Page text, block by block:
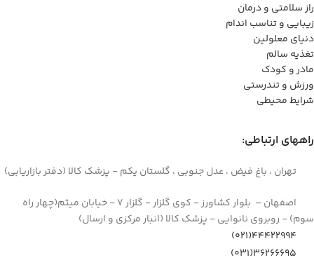
راز سلامتی و درمان
زیبایی و تناسب اندام
دنیای معلولین
تغذیه سالم
مادر و کودک
ورزش و تندرستی
شرایط محیطی
راههای ارتباطی:
تهران ، باغ فیض ، عدل جنوبی ، گلستان یکم - پزشک کالا (دفتر بازاریابی)
اصفهان – بلوار کشاورز - کوی گلزار - گلزار 7 - خیابان میثم(چهار راه
سوم) - روبروی نانوایی - پزشک کالا (انبار مرکزی و ارسال)
44422994(021)
۳۶۲۶۶۶۹۵(۰۳۱)